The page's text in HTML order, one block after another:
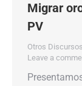
Migrar
PV
Otros Discursos
Leave a